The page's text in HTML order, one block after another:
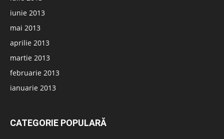
iunie 2013
mai 2013
aprilie 2013
martie 2013
februarie 2013
ianuarie 2013
CATEGORIE POPULARĂ